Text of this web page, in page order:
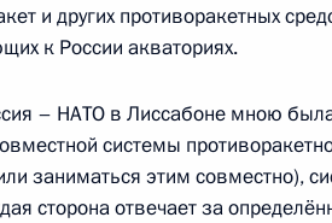
и других противоракетных
к России акваториях.
– НАТО в Лиссабоне мною
системы
заниматься этим совместно),
сторона отвечает за